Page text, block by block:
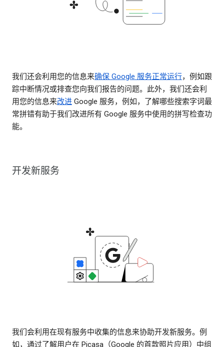
我们还会利用您的信息来确保 Google 服务正常运行，例如跟
踪中断情况或排查您向我们报告的问题。此外，我们还会利
用您的信息来改进 Google 服务，例如，了解哪些搜索字词最
常拼错有助于我们改进所有 Google 服务中使用的拼写检查功
能。
开发新服务
我们会利用在现有服务中收集的信息来协助开发新服务。例
如，通过了解用户在 Picasa（Google 的首款照片应用）中组